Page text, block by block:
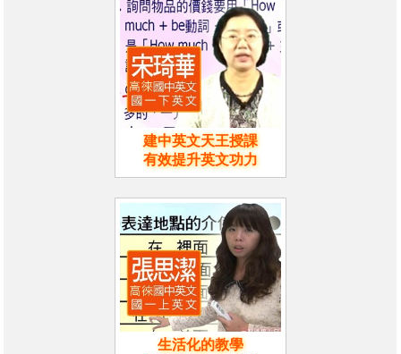
建中英文天王授課
有效提升英文功力
生活化的教學